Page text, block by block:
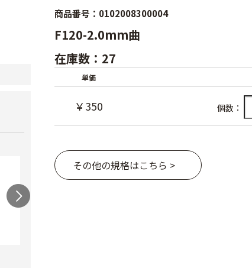
商品番号：0102008300004
F120-2.0mm曲
在庫数：27
単価
￥350 個数：
その他の規格はこちら >